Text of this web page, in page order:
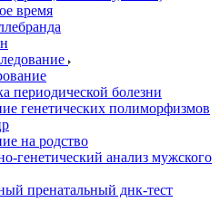
время
периодической болезни
генетических полиморфизмов
на родство
генетический анализ мужского
пренатальный днк-тест